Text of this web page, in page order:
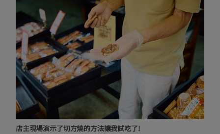
店主現場演示了切方燒的方法讓我試吃了!